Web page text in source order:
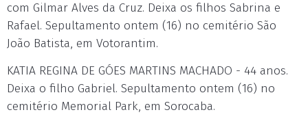
com Gilmar Alves da Cruz. Deixa os filhos Sabrina e
Rafael. Sepultamento ontem (16) no cemitério São
João Batista, em Votorantim.
KATIA REGINA DE GÓES MARTINS MACHADO - 44 anos.
Deixa o filho Gabriel. Sepultamento ontem (16) no
cemitério Memorial Park, em Sorocaba.